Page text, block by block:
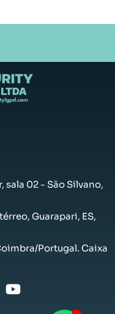
sala 02 - São Silvano,
Guarapari, ES,
Portugal. Caixa